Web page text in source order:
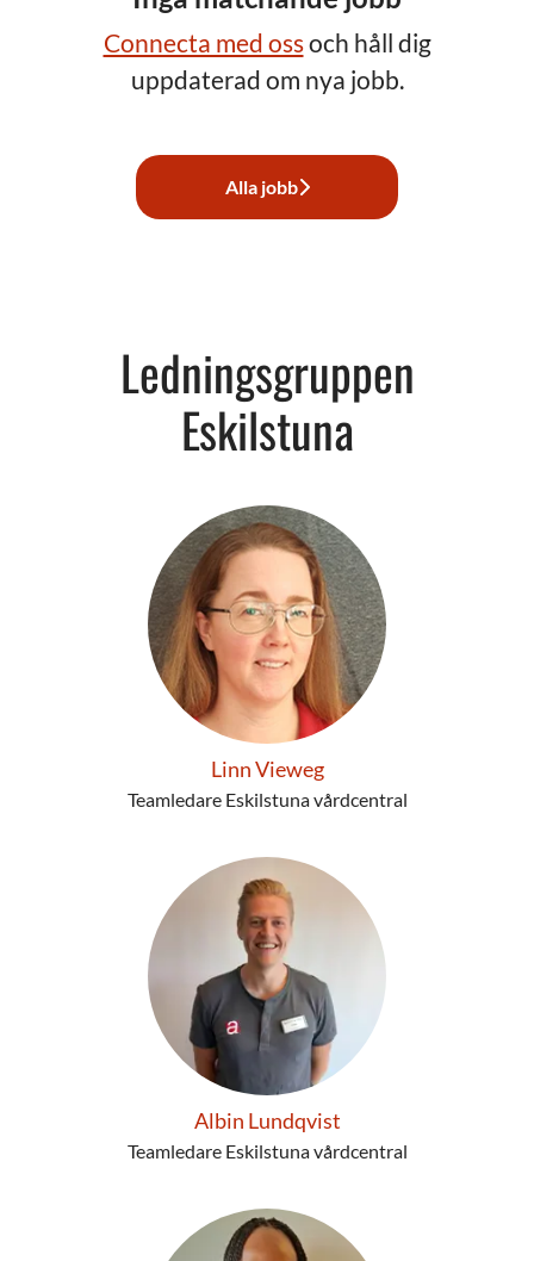
Connecta med ossoch håll dig
uppdaterad om nya jobb.
Alla jobb
Ledningsgruppen
Eskilstuna
Linn Vieweg
Teamledare Eskilstuna vårdcentral
Albin Lundqvist
Teamledare Eskilstuna vårdcentral